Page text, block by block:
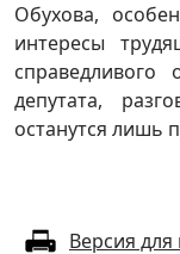
Обухова,
интересы
депутата,
останутся лишь
Версия для